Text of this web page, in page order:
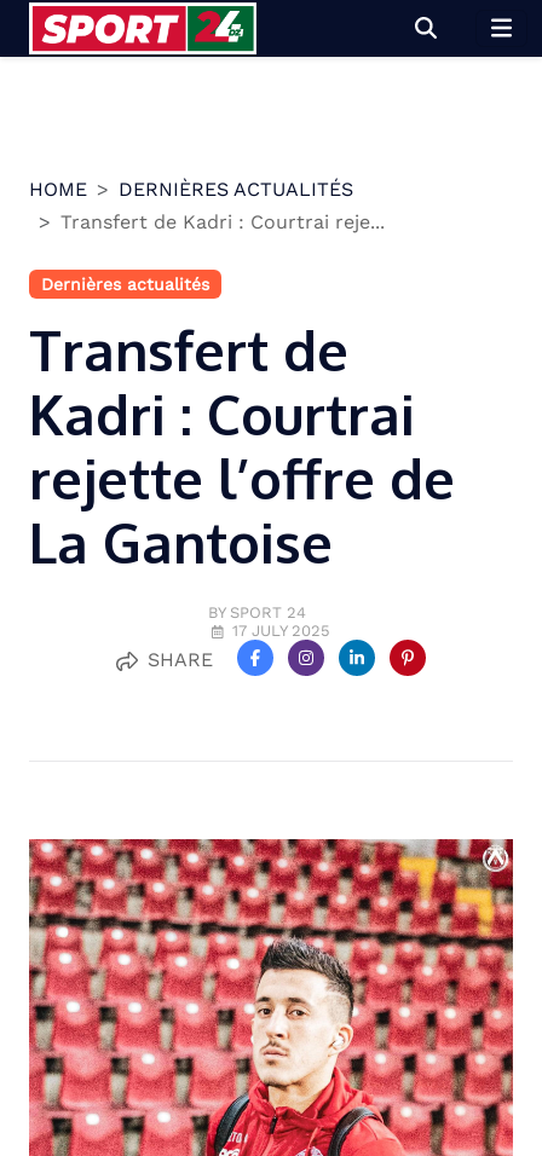
HOME
DERNIÈRES ACTUALITÉS
Transfert de Kadri : Courtrai reje...
Dernières actualités
Transfert de
Kadri : Courtrai
rejette l’offre de
La Gantoise
BY SPORT 24
17 JULY 2025
SHARE